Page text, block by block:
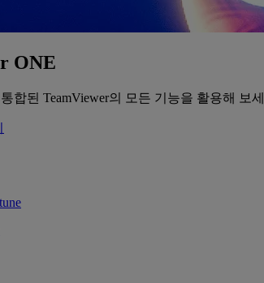
ONE
합된 TeamViewer의 모든 기능을 활용해 보